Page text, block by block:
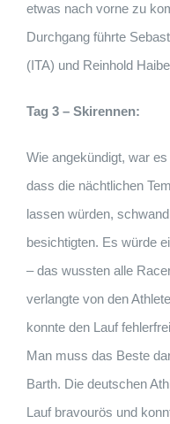
etwas nach vorne zu
Durchgang führte
(ITA) und Reinhold
Tag 3 – Skirennen:
Wie angekündigt, war
dass die nächtlichen
lassen würden,
besichtigten. Es würde
– das wussten alle
verlangte von den
konnte den Lauf
Man muss das Beste
Barth. Die deutschen
Lauf bravourös und